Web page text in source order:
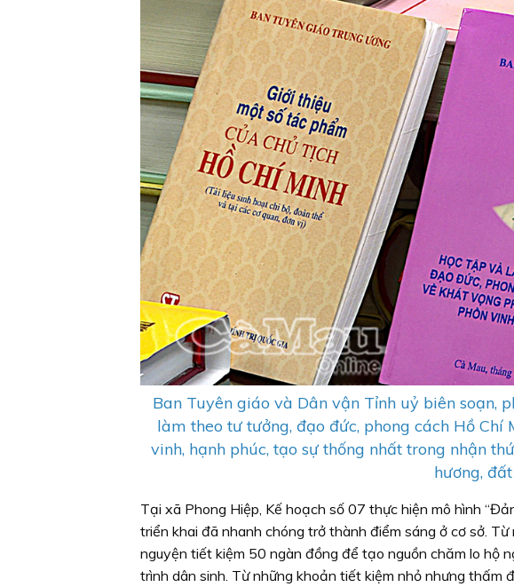
Ban Tuyên giáo và Dân vận Tỉnh uỷ biên soạn,
làm theo tư tưởng, đạo đức, phong cách Hồ
vinh, hạnh phúc, tạo sự thống nhất trong nhận
hương,
Tại xã Phong Hiệp, Kế hoạch số 07 thực hiện mô hình
triển khai đã nhanh chóng trở thành điểm sáng ở cơ sở.
nguyện tiết kiệm 50 ngàn đồng để tạo nguồn chăm lo hộ
trình dân sinh. Từ những khoản tiết kiệm nhỏ nhưng thấm